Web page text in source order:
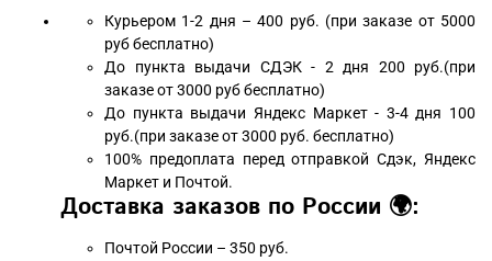
Курьером 1-2 дня – 400 руб. (при заказе от 5000
руб бесплатно)
До пункта выдачи СДЭК - 2 дня 200 руб.(при
заказе от 3000 руб бесплатно)
До пункта выдачи Яндекс Маркет - 3-4 дня 100
руб.(при заказе от 3000 руб. бесплатно)
100% предоплата перед отправкой Сдэк, Яндекс
Маркет и Почтой.
Доставка заказов по России 🌍:
Почтой России – 350 руб.